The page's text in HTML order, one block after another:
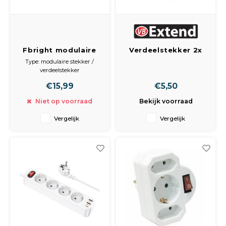
Fbright modulaire
stekker 5 voudig
schuko stopcontact,
verdeelstekker
stekkerblok zonder
kabel 250V
Type: modulaire stekker /
verdeelstekker
Aantal stopcontacten: 5
(2P+E)
Stroom: 16A
€15,99
Niet op voorraad
Vergelijk
Verdeelstekker 2x
€5,50
Bekijk voorraad
Vergelijk